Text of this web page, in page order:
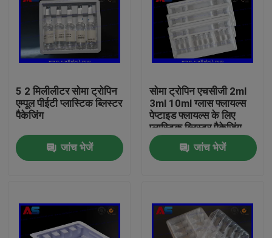
घर
हमारे बारे में
5 2 मिलीलीटर सोमा ट्रोपिन
एम्पूल पीईटी प्लास्टिक ब्लिस्टर
पैकेजिंग
जांच भेजें
सोमा ट्रोपिन एचसीजी 2ml
3ml 10ml ग्लास फ्लायल्स
पेप्टाइड फ्लायल्स के लिए
प्लास्टिक ब्लिस्टर पैकेजिंग
जांच भेजें